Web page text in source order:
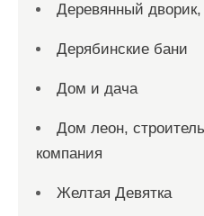
Деревянный дворик,
Дерябинские бани
Дом и дача
Дом леон,
компания
Желтая Девятка